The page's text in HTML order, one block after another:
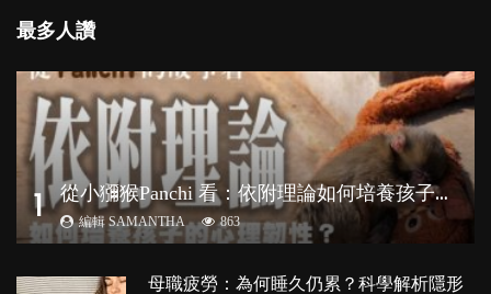
最多人讚
1 從
小獼猴Panchi 看：依附理論如何培養孩子心理韌性？
編輯 SAMANTHA 863
母職疲勞：為何睡久仍累？科學解析隱形